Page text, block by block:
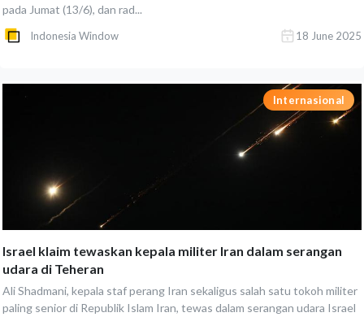
pada Jumat (13/6), dan rad...
Indonesia Window 18 June 2025
Internasional
Israel klaim tewaskan kepala militer Iran dalam serangan
udara di Teheran
Ali Shadmani, kepala staf perang Iran sekaligus salah satu tokoh militer
paling senior di Republik Islam Iran, tewas dalam serangan udara Israel